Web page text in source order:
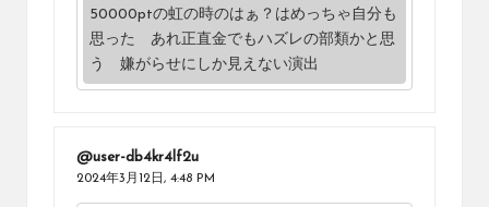
50000ptの虹の時のはぁ？はめっちゃ自分も
思った あれ正直金でもハズレの部類かと思
う 嫌がらせにしか見えない演出
@user-db4kr4lf2u
2024年3月12日, 4:48 PM